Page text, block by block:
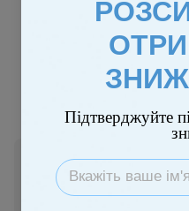
В наявності
5 790 грн
Підтверджуйте